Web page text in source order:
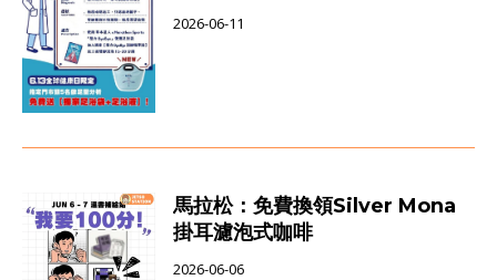
2026-06-11
馬拉松：免費換領Silver Mona
掛耳濾泡式咖啡
2026-06-06